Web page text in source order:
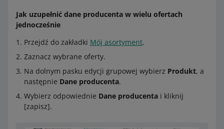
Jak uzupełnić dane producenta w wielu ofertach
jednocześnie
Przejdź do zakładki Mój asortyment.
Zaznacz wybrane oferty.
Na dolnym pasku edycji grupowej wybierz Produkt, a
następnie Dane producenta.
Wybierz odpowiednie Dane producenta i kliknij
[zapisz].